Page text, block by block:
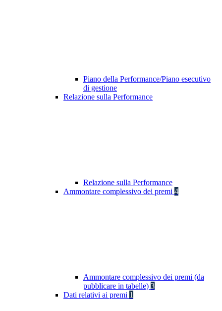
Piano della Performance/Piano esecutivo
di gestione
Relazione sulla Performance
Relazione sulla Performance
Ammontare complessivo dei premi 4
Ammontare complessivo dei premi (da
pubblicare in tabelle) 3
Dati relativi ai premi 1